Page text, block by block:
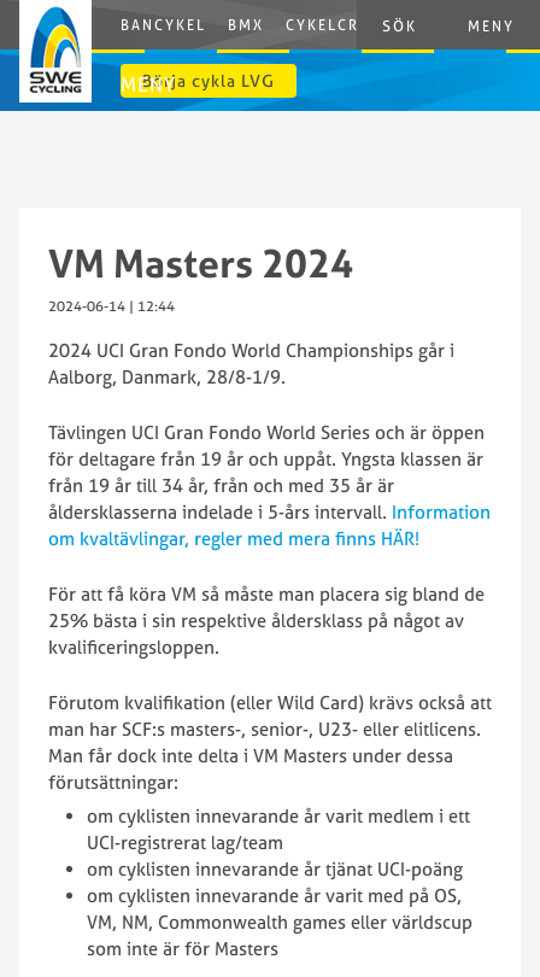
BANCYKEL BMX CYKELCROSS E-CYCLING
SÖK MENY
MENY
Börja cykla LVG
VM Masters 2024
2024-06-14 | 12:44
2024 UCI Gran Fondo World Championships går i
Aalborg, Danmark, 28/8-1/9.
Tävlingen UCI Gran Fondo World Series och är öppen
för deltagare från 19 år och uppåt. Yngsta klassen är
från 19 år till 34 år, från och med 35 år är
åldersklasserna indelade i 5-års intervall. Information
om kvaltävlingar, regler med mera finns HÄR!
För att få köra VM så måste man placera sig bland de
25% bästa i sin respektive åldersklass på något av
kvalificeringsloppen.
Förutom kvalifikation (eller Wild Card) krävs också att
man har SCF:s masters-, senior-, U23- eller elitlicens.
Man får dock inte delta i VM Masters under dessa
förutsättningar:
om cyklisten innevarande år varit medlem i ett
UCI-registrerat lag/team
om cyklisten innevarande år tjänat UCI-poäng
om cyklisten innevarande år varit med på OS,
VM, NM, Commonwealth games eller världscup
som inte är för Masters